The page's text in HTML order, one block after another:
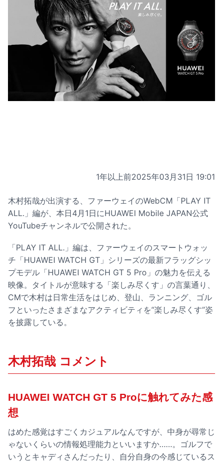
1年以上前2025年03月31日 19:01
木村拓哉が出演する、ファーウェイのWebCM「PLAY IT
ALL.」編が、本日4月1日にHUAWEI Mobile JAPAN公式
YouTubeチャンネルで公開された。
「PLAY IT ALL.」編は、ファーウェイのスマートウォッ
チ「HUAWEI WATCH GT」シリーズの最新フラッグシッ
プモデル「HUAWEI WATCH GT 5 Pro」の魅力を伝える
映像。タイトルが意味する「楽しみ尽くす」の言葉通り、
CMで木村は日常生活をはじめ、登山、ランニング、ゴル
フといったさまざまなアクティビティを“楽しみ尽くす”姿
を披露している。
木村拓哉 コメント
HUAWEI WATCH GT 5 Proに触れてみた感
想
はめた感覚はすごくカジュアルなんですが、中身が尋常じ
ゃないくらいの情報処理能力といいますか……。ゴルフで
いうとキャディさんだったり、自分自身の今感じているス